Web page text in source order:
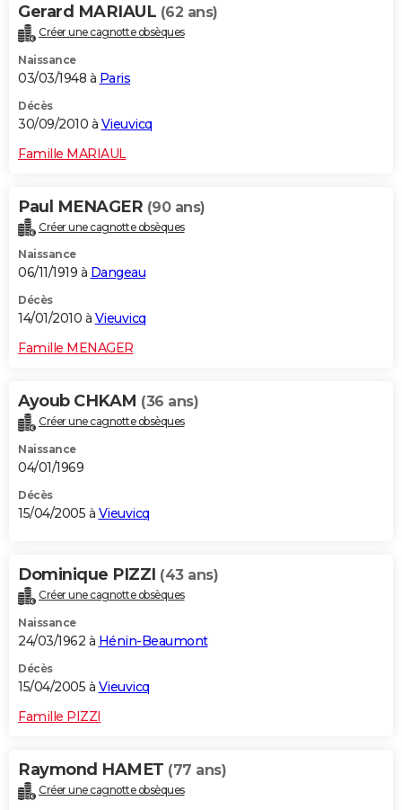
Gerard MARIAUL (62 ans)
Créer une cagnotte obsèques
Naissance
03/03/1948 à Paris
Décès
30/09/2010 à Vieuvicq
Famille MARIAUL
Paul MENAGER (90 ans)
Créer une cagnotte obsèques
Naissance
06/11/1919 à Dangeau
Décès
14/01/2010 à Vieuvicq
Famille MENAGER
Ayoub CHKAM (36 ans)
Créer une cagnotte obsèques
Naissance
04/01/1969
Décès
15/04/2005 à Vieuvicq
Dominique PIZZI (43 ans)
Créer une cagnotte obsèques
Naissance
24/03/1962 à Hénin-Beaumont
Décès
15/04/2005 à Vieuvicq
Famille PIZZI
Raymond HAMET (77 ans)
Créer une cagnotte obsèques